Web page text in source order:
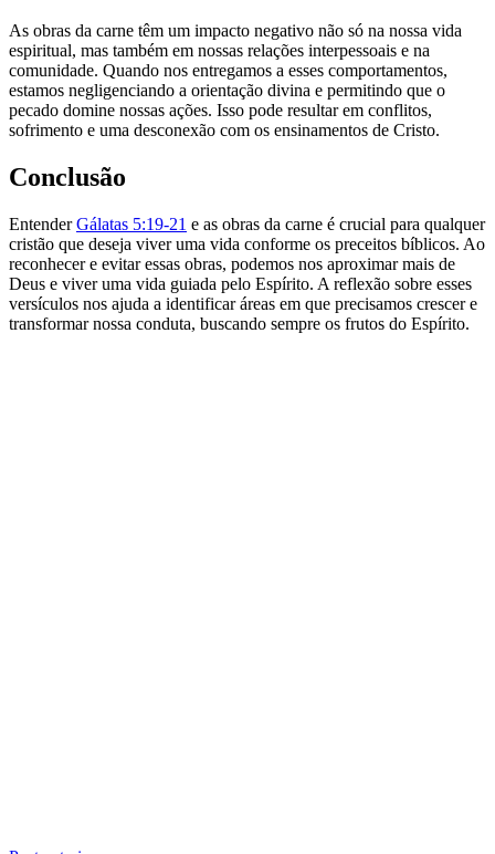
As obras da carne têm um impacto negativo não só na nossa vida
espiritual, mas também em nossas relações interpessoais e na
comunidade. Quando nos entregamos a esses comportamentos,
estamos negligenciando a orientação divina e permitindo que o
pecado domine nossas ações. Isso pode resultar em conflitos,
sofrimento e uma desconexão com os ensinamentos de Cristo.
Conclusão
EntenderGálatas 5:19-21 e as obras da carne é crucial para qualquer
cristão que deseja viver uma vida conforme os preceitos bíblicos. Ao
reconhecer e evitar essas obras, podemos nos aproximar mais de
Deus e viver uma vida guiada pelo Espírito. A reflexão sobre esses
versículos nos ajuda a identificar áreas em que precisamos crescer e
transformar nossa conduta, buscando sempre os frutos do Espírito.